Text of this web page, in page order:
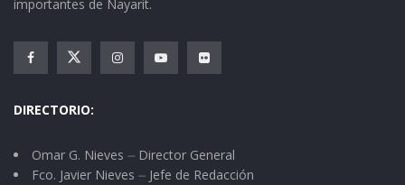
importantes de Nayarit.
DIRECTORIO:
Omar G. Nieves ⏤ Director General
Fco. Javier Nieves ⏤ Jefe de Redacción